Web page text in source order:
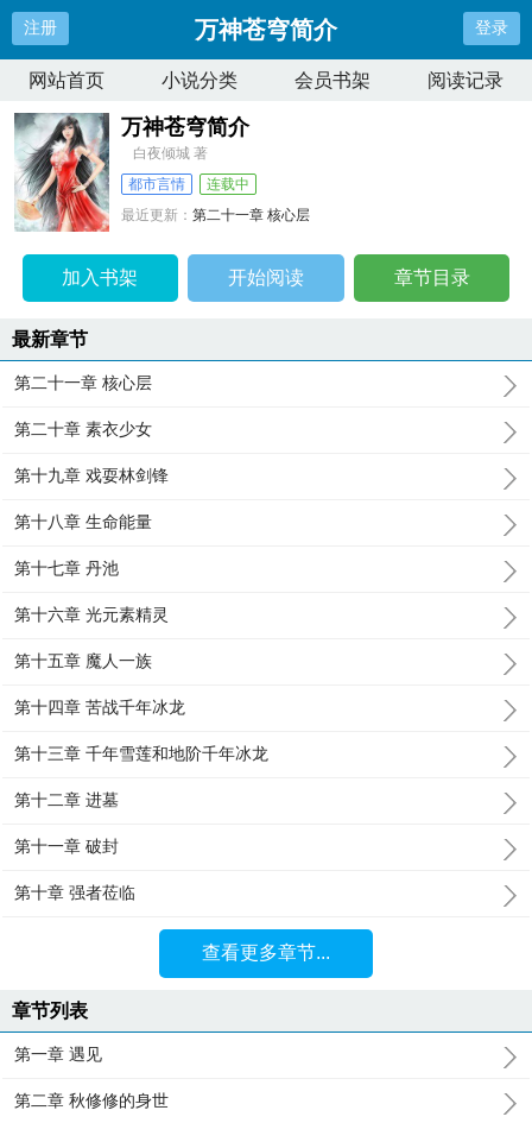
注册 万神苍穹简介 登录
网站首页 小说分类 会员书架 阅读记录
万神苍穹简介
白夜倾城 著
都市言情
连载中
最近更新：第二十一章 核心层
加入书架 开始阅读 章节目录
最新章节
第二十一章 核心层
第二十章 素衣少女
第十九章 戏耍林剑锋
第十八章 生命能量
第十七章 丹池
第十六章 光元素精灵
第十五章 魔人一族
第十四章 苦战千年冰龙
第十三章 千年雪莲和地阶千年冰龙
第十二章 进墓
第十一章 破封
第十章 强者莅临
查看更多章节...
章节列表
第一章 遇见
第二章 秋修修的身世